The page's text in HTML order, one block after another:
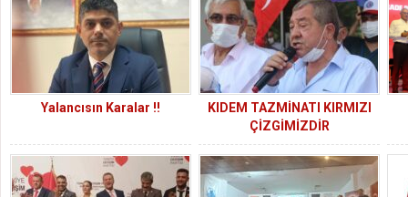
Yalancısın Karalar !!
KIDEM TAZMİNATI KIRMIZI
ÇİZGİMİZDİR